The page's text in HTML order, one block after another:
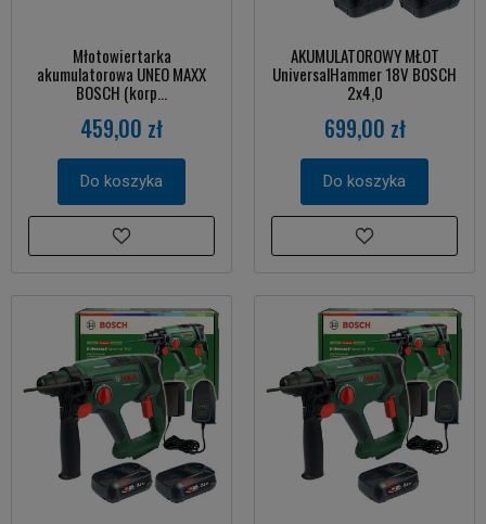
Młotowiertarka
akumulatorowa UNEO MAXX
BOSCH (korp...
459,00 zł
Do koszyka
AKUMULATOROWY MŁOT
UniversalHammer 18V BOSCH
2x4,0
699,00 zł
Do koszyka